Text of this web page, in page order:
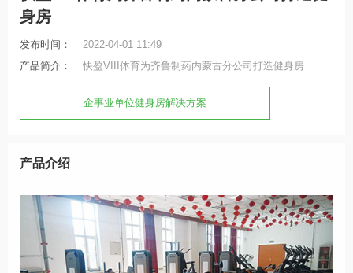
身房
发布时间：
2022-04-01 11:49
产品简介：
快盈VIII体育为​齐鲁制药内蒙古分公司打造健身房
企事业单位健身房解决方案
产品介绍